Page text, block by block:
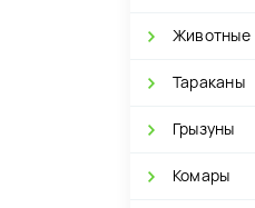
Животные
Тараканы
Грызуны
Комары